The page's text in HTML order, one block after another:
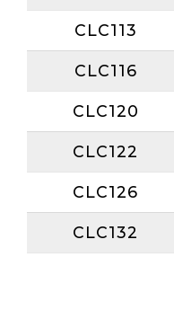
CLC113
CLC116
CLC120
CLC122
CLC126
CLC132